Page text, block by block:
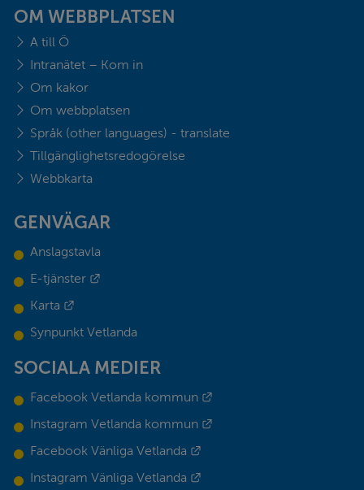
OM WEBBPLATSEN
A till Ö
Intranätet – Kom in
Om kakor
Om webbplatsen
Språk (other languages) - translate
Tillgänglighetsredogörelse
Webbkarta
GENVÄGAR
Anslagstavla
E-tjänster
Karta
Synpunkt Vetlanda
SOCIALA MEDIER
Facebook Vetlanda kommun
Instagram Vetlanda kommun
Facebook Vänliga Vetlanda
Instagram Vänliga Vetlanda